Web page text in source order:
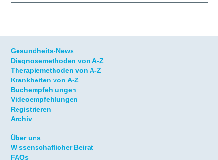
Gesundheits-News
Diagnosemethoden von A-Z
Therapiemethoden von A-Z
Krankheiten von A-Z
Buchempfehlungen
Videoempfehlungen
Registrieren
Archiv
Über uns
Wissenschaflicher Beirat
FAQs